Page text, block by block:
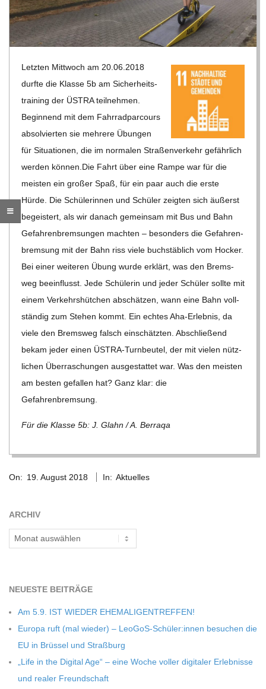
R
E
G
O
L
D
S
C
H
M
D
T
-
S
C
U
L
E
Letz­ten Mitt­woch am 20.06.2018
durfte die Klasse 5b am Sicher­heits­
trai­ning der ÜSTRA teil­neh­men.
Begin­nend mit dem Fahr­rad­par­cours
absol­vier­ten sie meh­rere Übun­gen
für Situa­tio­nen, die im nor­ma­len Stra­ßen­ver­kehr gefähr­lich
wer­den kön­nen. Die Fahrt über eine Rampe war für die
meis­ten ein gro­ßer Spaß, für ein paar auch die erste
Hürde. Die Schü­le­rin­nen und Schü­ler zeig­ten sich äußerst
begeis­tert, als wir danach gemein­sam mit Bus und Bahn
Gefah­ren­brem­sun­gen mach­ten – beson­ders die Gefah­ren­
brem­sung mit der Bahn riss viele buch­stäb­lich vom Hocker.
Bei einer wei­te­ren Übung wurde erklärt, was den Brems­
weg beein­flusst. Jede Schü­le­rin und jeder Schü­ler sollte mit
einem Ver­kehrs­hüt­chen abschät­zen, wann eine Bahn voll­
stän­dig zum Ste­hen kommt. Ein ech­tes Aha-Erleb­nis, da
viele den Brems­weg falsch ein­schätz­ten. Abschlie­ßend
bekam jeder einen ÜSTRA-Turn­beu­tel, der mit vie­len nütz­
li­chen Über­ra­schun­gen aus­ge­stat­tet war. Was den meis­ten
am bes­ten gefal­len hat? Ganz klar: die
Gefahrenbremsung.
Für die Klasse 5b: J. Glahn /​ A. Berraqa
08-
On: 19. August 2018 In: Aktuelles
ARCHIV
Archiv
NEU­ESTE BEITRÄGE
Am 5.9. IST WIEDER EHEMALIGENTREFFEN!
Europa ruft (mal wie­der) – LeoGoS-Schüler:innen besu­chen die
EU in Brüs­sel und Straßburg
„Life in the Digi­tal Age“ – eine Woche vol­ler digi­ta­ler Erleb­nisse
und rea­ler Freundschaft